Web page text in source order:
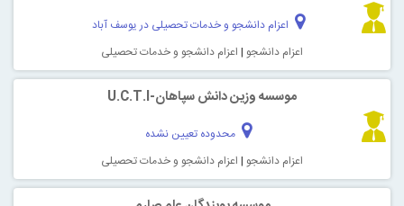
اعزام دانشجو و خدمات تحصیلی در یوسف آباد
اعزام دانشجو | اعزام دانشجو و خدمات تحصیلی
موسسه وزین دانش سپاهان-U.C.T.I
محدوده تعیین نشده
اعزام دانشجو | اعزام دانشجو و خدمات تحصیلی